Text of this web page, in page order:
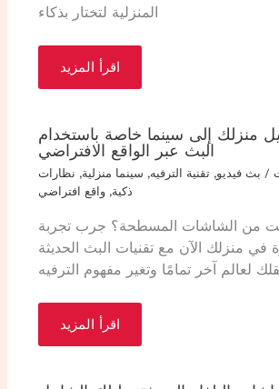
المنزلية لتختار بذكاء
اقرأ المزيد
منزلك إلى سينما خاصة باستخدام
البث عبر الواقع الافتراضي
/ بث فيديو,تقنية الترفيه, سينما منزلية, نظارات
ذكية,واقع افتراضي
من الشاشات المسطحة؟ جرب تجربة
في منزلك الآن مع تقنيات البث الحديثة
اقرأ المزيد